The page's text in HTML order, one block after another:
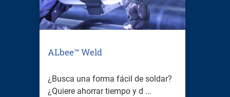
ALbee™ Weld
¿Busca una forma fácil de soldar?
¿Quiere ahorrar tiempo y d ...